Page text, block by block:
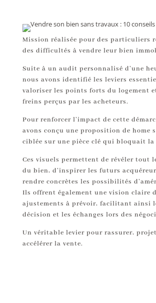
Mission réalisée pour des particuliers
des difficultés à vendre leur bien
Suite à un audit personnalisé d’une
nous avons identifié les leviers
valoriser les points forts du logement
freins perçus par les acheteurs.
Pour renforcer l’impact de cette
avons conçu une proposition de home
ciblée sur une pièce clé qui bloquait
Ces visuels permettent de révéler tout
du bien, d’inspirer les futurs
rendre concrètes les possibilités
Ils offrent également une vision claire
ajustements à prévoir, facilitant ainsi
décision et les échanges lors des
Un véritable levier pour rassurer,
accélérer la vente.